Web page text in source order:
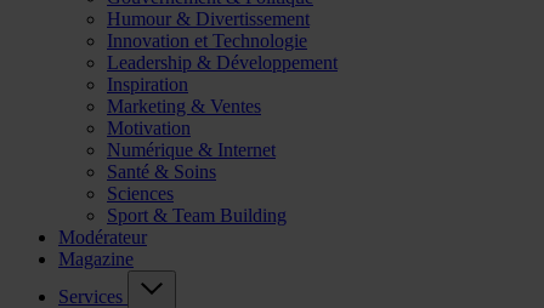
Humour & Divertissement
Innovation et Technologie
Leadership & Développement
Inspiration
Marketing & Ventes
Motivation
Numérique & Internet
Santé & Soins
Sciences
Sport & Team Building
Modérateur
Magazine
Services